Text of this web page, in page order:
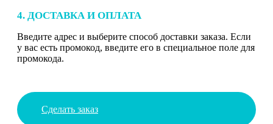
4. ДОСТАВКА И ОПЛАТА
Введите адрес и выберите способ доставки заказа. Если
у вас есть промокод, введите его в специальное поле для
промокода.
Сделать заказ